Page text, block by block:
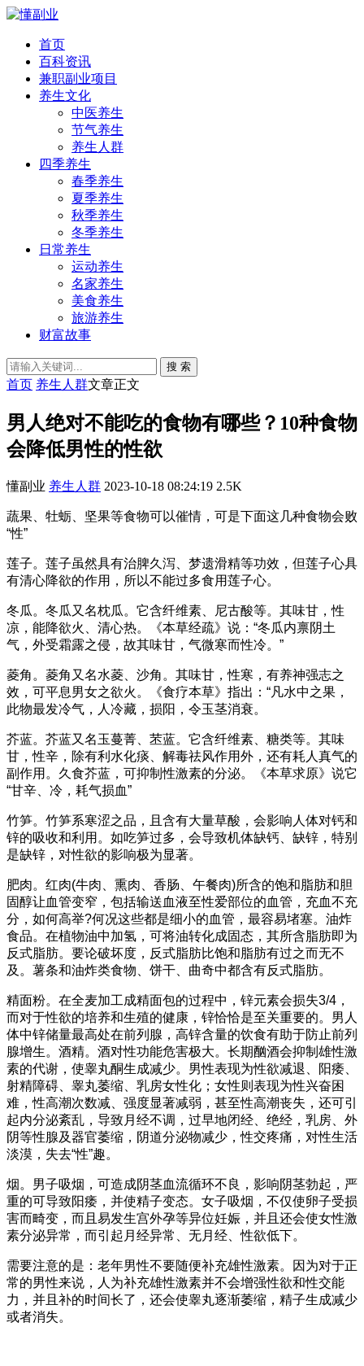
首页
百科资讯
兼职副业项目
养生文化
中医养生
节气养生
养生人群
四季养生
春季养生
夏季养生
秋季养生
冬季养生
日常养生
运动养生
名家养生
美食养生
旅游养生
财富故事
搜 索
首页 养生人群文章正文
男人绝对不能吃的食物有哪些？10种食物
会降低男性的性欲
懂副业 养生人群 2023-10-18 08:24:19 2.5K
蔬果、牡蛎、坚果等食物可以催情，可是下面这几种食物会败
“性”
莲子。莲子虽然具有治脾久泻、梦遗滑精等功效，但莲子心具
有清心降欲的作用，所以不能过多食用莲子心。
冬瓜。冬瓜又名枕瓜。它含纤维素、尼古酸等。其味甘，性
凉，能降欲火、清心热。《本草经疏》说：“冬瓜内禀阴土
气，外受霜露之侵，故其味甘，气微寒而性冷。”
菱角。菱角又名水菱、沙角。其味甘，性寒，有养神强志之
效，可平息男女之欲火。《食疗本草》指出：“凡水中之果，
此物最发冷气，人冷藏，损阳，令玉茎消衰。
芥蓝。芥蓝又名玉蔓菁、苤蓝。它含纤维素、糖类等。其味
甘，性辛，除有利水化痰、解毒祛风作用外，还有耗人真气的
副作用。久食芥蓝，可抑制性激素的分泌。《本草求原》说它
“甘辛、冷，耗气损血”
竹笋。竹笋系寒涩之品，且含有大量草酸，会影响人体对钙和
锌的吸收和利用。如吃笋过多，会导致机体缺钙、缺锌，特别
是缺锌，对性欲的影响极为显著。
肥肉。红肉(牛肉、熏肉、香肠、午餐肉)所含的饱和脂肪和胆
固醇让血管变窄，包括输送血液至性爱部位的血管，充血不充
分，如何高举?何况这些都是细小的血管，最容易堵塞。油炸
食品。在植物油中加氢，可将油转化成固态，其所含脂肪即为
反式脂肪。要论破坏度，反式脂肪比饱和脂肪有过之而无不
及。薯条和油炸类食物、饼干、曲奇中都含有反式脂肪。
精面粉。在全麦加工成精面包的过程中，锌元素会损失3/4，
而对于性欲的培养和生殖的健康，锌恰恰是至关重要的。男人
体中锌储量最高处在前列腺，高锌含量的饮食有助于防止前列
腺增生。酒精。酒对性功能危害极大。长期酗酒会抑制雄性激
素的代谢，使睾丸酮生成减少。男性表现为性欲减退、阳痿、
射精障碍、睾丸萎缩、乳房女性化；女性则表现为性兴奋困
难，性高潮次数减、强度显著减弱，甚至性高潮丧失，还可引
起内分泌紊乱，导致月经不调，过早地闭经、绝经，乳房、外
阴等性腺及器官萎缩，阴道分泌物减少，性交疼痛，对性生活
淡漠，失去“性”趣。
烟。男子吸烟，可造成阴茎血流循环不良，影响阴茎勃起，严
重的可导致阳痿，并使精子变态。女子吸烟，不仅使卵子受损
害而畸变，而且易发生宫外孕等异位妊娠，并且还会使女性激
素分泌异常，而引起月经异常、无月经、性欲低下。
需要注意的是：老年男性不要随便补充雄性激素。因为对于正
常的男性来说，人为补充雄性激素并不会增强性欲和性交能
力，并且补的时间长了，还会使睾丸逐渐萎缩，精子生成减少
或者消失。